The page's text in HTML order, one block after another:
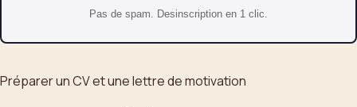
Pas de spam. Desinscription en 1 clic.
Préparer un CV et une lettre de motivation